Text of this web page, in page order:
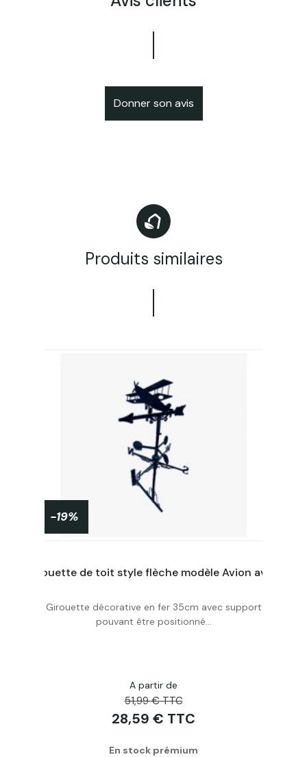
Donner son avis
Produits similaires
Acheter
-19%
Girouette décorative en fer 35cm avec support
pouvant être positionné...
A partir de
51,99 € TTC
28,59 € TTC
En stock prémium